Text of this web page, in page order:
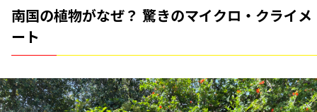
南国の植物がなぜ？ 驚きのマイクロ・クライメ
ート